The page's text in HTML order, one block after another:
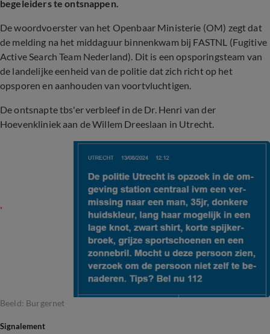
begeleiders te ontsnappen.
De woordvoerster van het Openbaar Ministerie (OM) zegt dat
de melding na het middaguur binnenkwam bij FASTNL (Fugitive
Active Search Team Nederland). Dit is een opsporingsteam van
de landelijke eenheid van de politie dat zich richt op het
opsporen en aanhouden van voortvluchtigen.
De ontsnapte tbs'er verbleef in de Dr. Henri van der
Hoevenkliniek aan de Willem Dreeslaan in Utrecht.
Beeld: Burgernet
Signalement